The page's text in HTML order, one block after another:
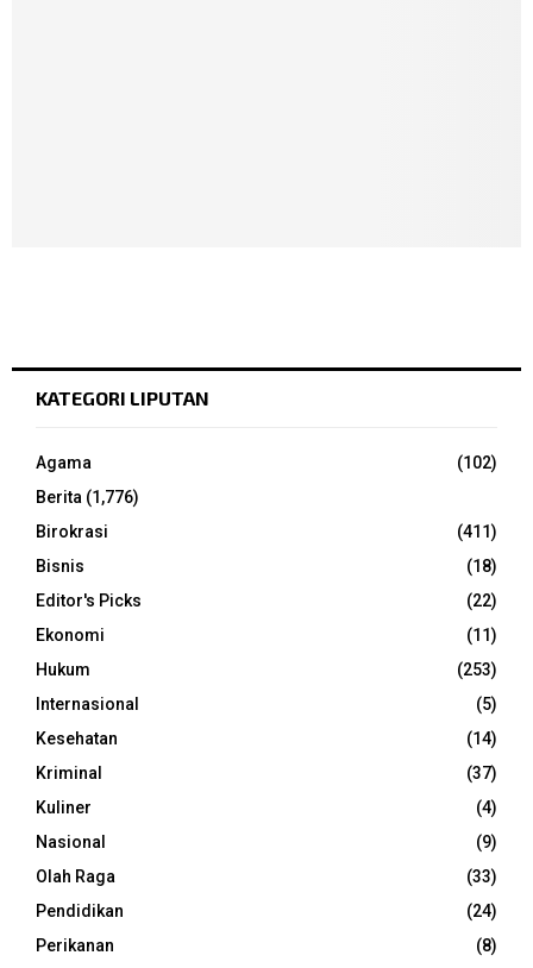
KATEGORI LIPUTAN
Agama
(102)
Berita (1,776)
Birokrasi
(411)
Bisnis
(18)
Editor's Picks
(22)
Ekonomi
(11)
Hukum
(253)
Internasional
(5)
Kesehatan
(14)
Kriminal
(37)
Kuliner
(4)
Nasional
(9)
Olah Raga
(33)
Pendidikan
(24)
Perikanan
(8)